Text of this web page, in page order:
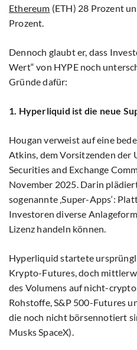
Ethereum (ETH) 28 Prozent
Prozent.
Dennoch glaubt er, dass
Wert“ von HYPE noch
Gründe dafür:
1. Hyperliquid ist die neue
Hougan verweist auf eine
Atkins, dem Vorsitzenden der
Securities and Exchange
November 2025. Darin
sogenannte ‚Super-Apps‘:
Investoren diverse
Lizenz handeln können.
Hyperliquid startete
Krypto-Futures, doch
des Volumens auf nicht-
Rohstoffe, S&P 500-Futures
die noch nicht börsennotiert
Musks SpaceX).